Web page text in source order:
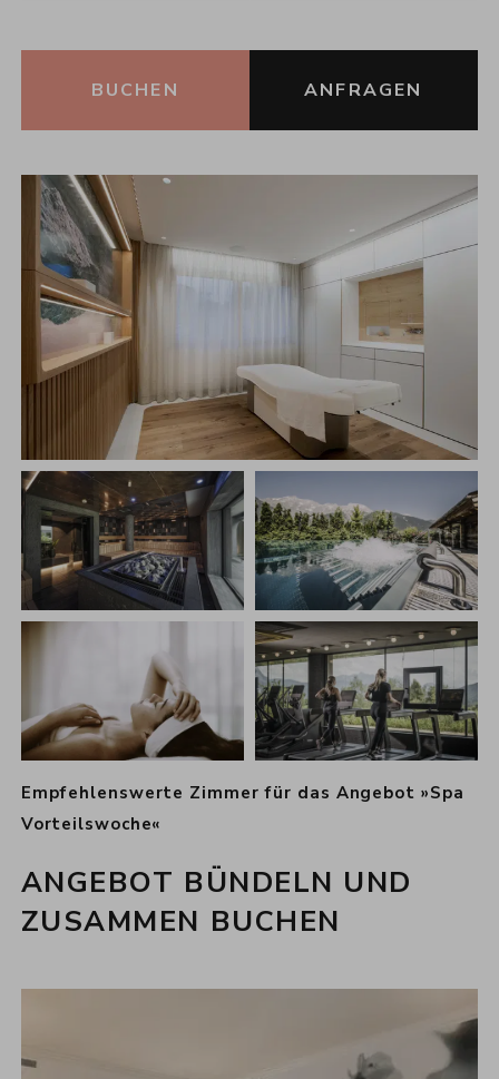
BUCHEN ANFRAGEN
Empfehlenswerte Zimmer für das Angebot »Spa
Vorteilswoche«
ANGEBOT BÜNDELN UND
ZUSAMMEN BUCHEN